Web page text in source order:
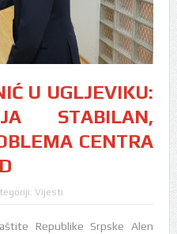
U UGLJEVIKU:
STABILAN,
CENTRA
Vijesti
Republike Srpske Alen